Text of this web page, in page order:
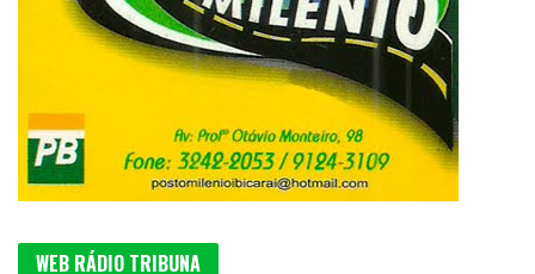
WEB RÁDIO TRIBUNA